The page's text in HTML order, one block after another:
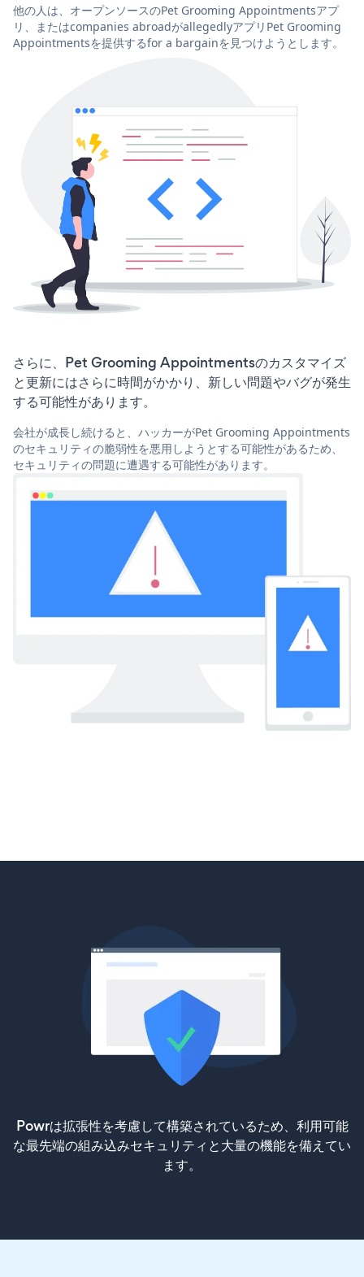
他の人は、オープンソースのPet Grooming Appointmentsアプ
リ、またはcompanies abroadがallegedlyアプリPet Grooming
Appointmentsを提供するfor a bargainを見つけようとします。
さらに、Pet Grooming Appointmentsのカスタマイズ
と更新にはさらに時間がかかり、新しい問題やバグが発生
する可能性があります。
会社が成長し続けると、ハッカーがPet Grooming Appointments
のセキュリティの脆弱性を悪用しようとする可能性があるため、
セキュリティの問題に遭遇する可能性があります。
Powrは拡張性を考慮して構築されているため、利用可能
な最先端の組み込みセキュリティと大量の機能を備えてい
ます。